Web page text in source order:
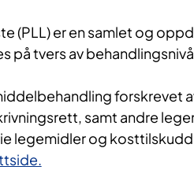
(PLL) er en samlet og
på tvers av
forskrevet
samt andre
legemidler og